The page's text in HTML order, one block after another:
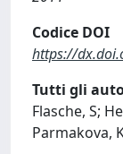
Codice DOI
https://
Tutti gli
Flasche, S;
Parmakova,